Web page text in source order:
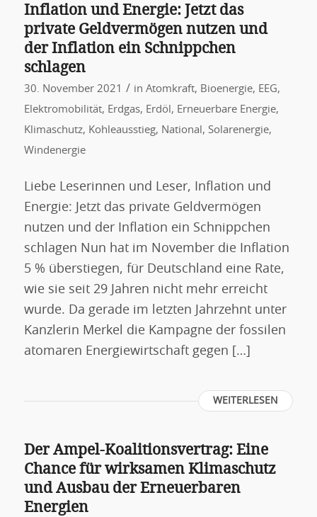
Inflation und Energie: Jetzt das
private Geldvermögen nutzen und
der Inflation ein Schnippchen
schlagen
30. November 2021 / in Atomkraft, Bioenergie, EEG,
Elektromobilität, Erdgas, Erdöl , Erneuerbare Energie,
Klimaschutz, Kohleausstieg, National , Solarenergie,
Windenergie
Liebe Leserinnen und Leser, Inflation und
Energie: Jetzt das private Geldvermögen
nutzen und der Inflation ein Schnippchen
schlagen Nun hat im November die Inflation
5 % überstiegen, für Deutschland eine Rate,
wie sie seit 29 Jahren nicht mehr erreicht
wurde. Da gerade im letzten Jahrzehnt unter
Kanzlerin Merkel die Kampagne der fossilen
atomaren Energiewirtschaft gegen […]
WEITERLESEN
Der Ampel-Koalitionsvertrag: Eine
Chance für wirksamen Klimaschutz
und Ausbau der Erneuerbaren
Energien